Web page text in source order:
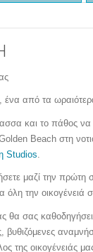
από τα
και το πάθος να
Beach στη
Studios
μαζί την
όλη την οικογένειά
θα σας
βυθιζόμενες
της οικογένειάς